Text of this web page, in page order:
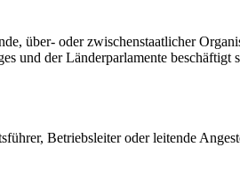
über- oder zwischenstaatlicher
und der Länderparlamente beschäftigt
Betriebsleiter oder leitende